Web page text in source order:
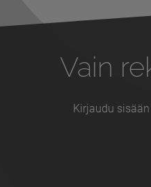
Vain
Kirjaudu